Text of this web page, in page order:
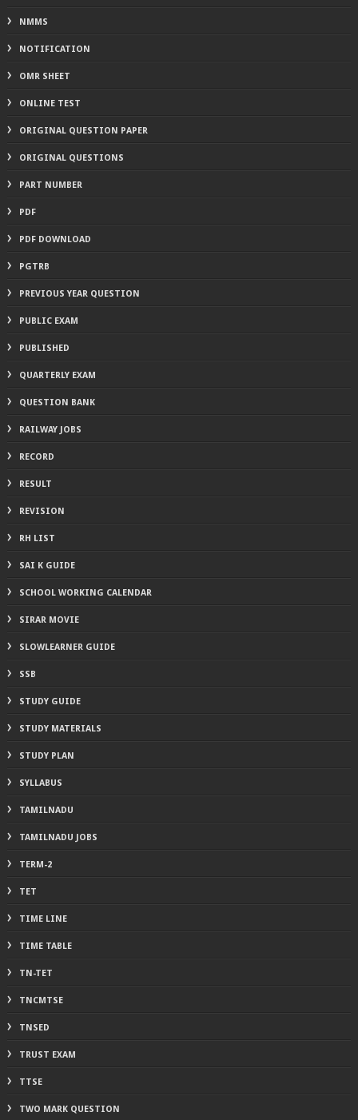
NMMS
NOTIFICATION
OMR SHEET
ONLINE TEST
ORIGINAL QUESTION PAPER
ORIGINAL QUESTIONS
PART NUMBER
PDF
PDF DOWNLOAD
PGTRB
PREVIOUS YEAR QUESTION
PUBLIC EXAM
PUBLISHED
QUARTERLY EXAM
QUESTION BANK
RAILWAY JOBS
RECORD
RESULT
REVISION
RH LIST
SAI K GUIDE
SCHOOL WORKING CALENDAR
SIRAR MOVIE
SLOWLEARNER GUIDE
SSB
STUDY GUIDE
STUDY MATERIALS
STUDY PLAN
SYLLABUS
TAMILNADU
TAMILNADU JOBS
TERM-2
TET
TIME LINE
TIME TABLE
TN-TET
TNCMTSE
TNSED
TRUST EXAM
TTSE
TWO MARK QUESTION